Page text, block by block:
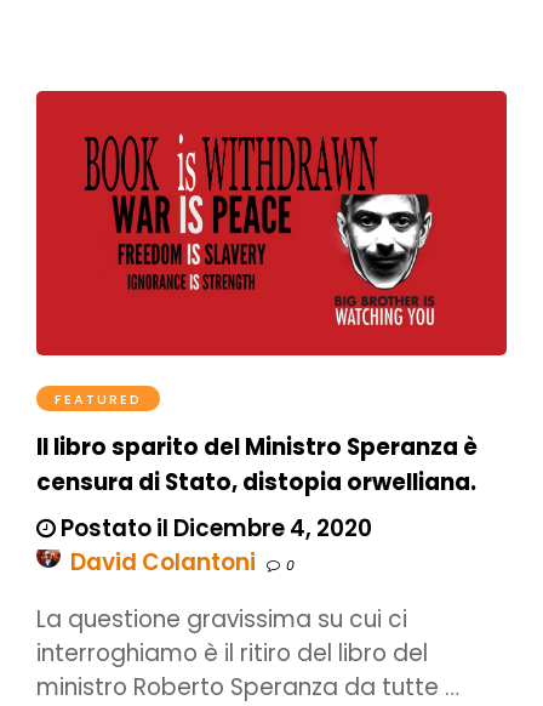
FEATURED
Il libro sparito del Ministro Speranza è
censura di Stato, distopia orwelliana.
Postato il Dicembre 4, 2020
David Colantoni
0
La questione gravissima su cui ci
interroghiamo è il ritiro del libro del
ministro Roberto Speranza da tutte …